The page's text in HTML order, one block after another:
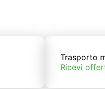
Trasporto
Ricevi